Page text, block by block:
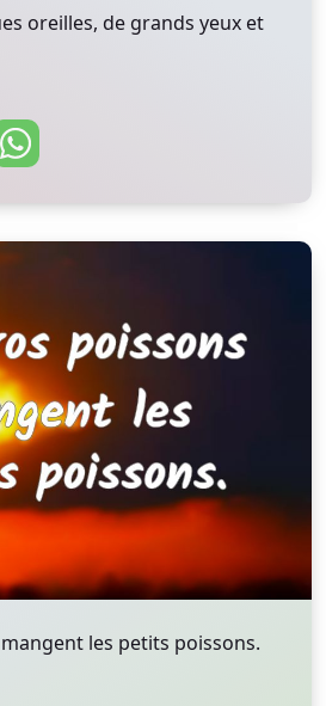
oreilles, de grands yeux et
les petits poissons.